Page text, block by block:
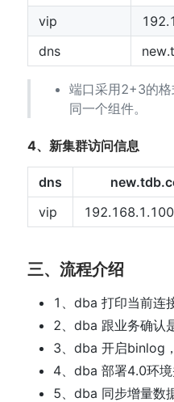
vip
dns
端口采用2+3的格
同一个组件。
4、新集群访问信息
dns
vip
三、流程介绍
1、dba 打印当前连
2、dba 跟业务确认
3、dba 开启binlog
4、dba 部署4.0环境
5、dba 同步增量数